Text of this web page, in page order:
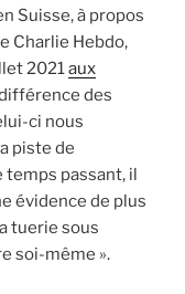
Suisse, à propos
Charlie Hebdo,
2021aux
des
ci nous
piste de
temps passant, il
évidence de plus
tuerie sous
soi-même ».